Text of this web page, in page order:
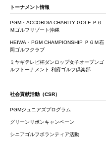
トーナメント情報
PGM・ACCORDIA CHARITY GOLF ＰＧ
Ｍゴルフリゾート沖縄
HEIWA・PGM CHAMPIONSHIP ＰＧＭ石
岡ゴルフクラブ
ミヤギテレビ杯ダンロップ女子オープンゴ
ルフトーナメント 利府ゴルフ倶楽部
社会貢献活動（CSR）
PGMジュニアズプログラム
グリーンリボンキャンペーン
シニアゴルフボランティア活動